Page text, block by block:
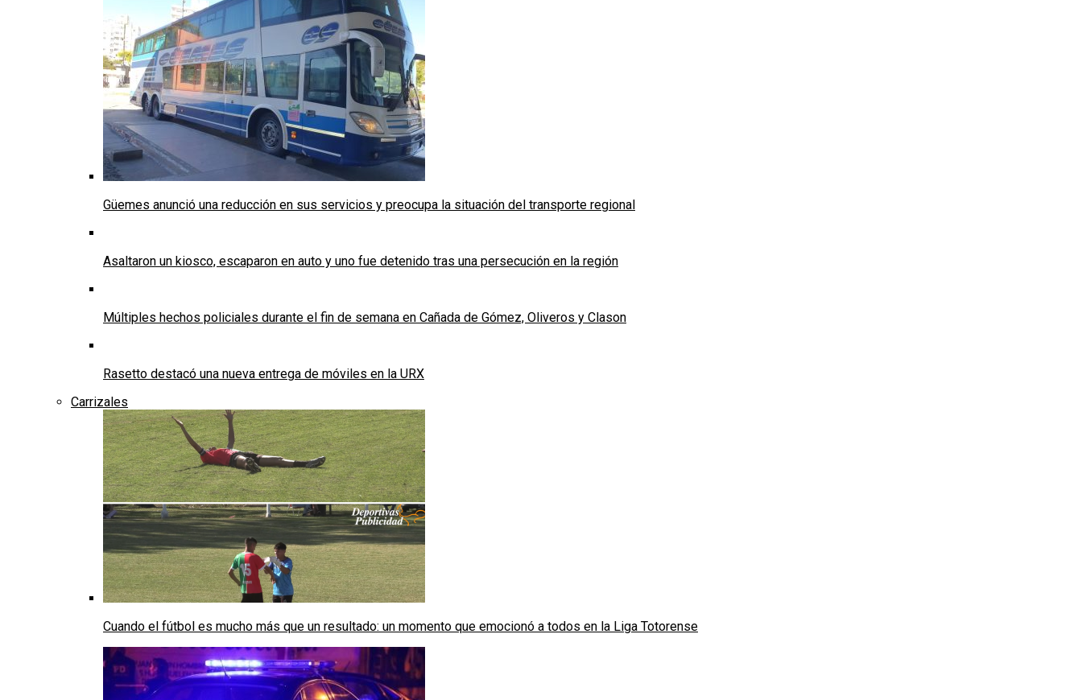
Güemes anunció una reducción en sus servicios y preocupa la situación del transporte regional
Asaltaron un kiosco, escaparon en auto y uno fue detenido tras una persecución en la región
Múltiples hechos policiales durante el fin de semana en Cañada de Gómez, Oliveros y Clason
Rasetto destacó una nueva entrega de móviles en la URX
Carrizales
Cuando el fútbol es mucho más que un resultado: un momento que emocionó a todos en la Liga Totorense